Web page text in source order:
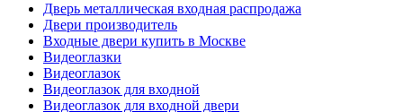
Дверь металлическая входная распродажа
Двери производитель
Входные двери купить в Москве
Видеоглазки
Видеоглазок
Видеоглазок для входной
Видеоглазок для входной двери